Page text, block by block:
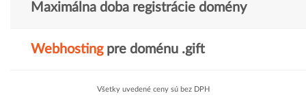
Maximálna doba registrácie domény
Webhostingpre doménu .gift
Všetky uvedené ceny sú bez DPH